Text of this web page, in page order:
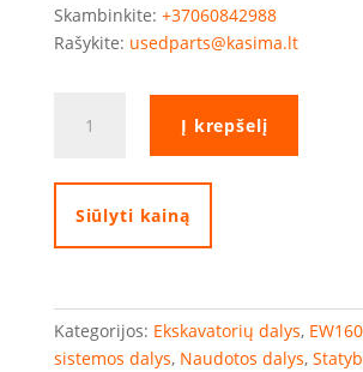
Skambinkite: +37060842988
Rašykite: usedparts@kasima.lt
kiekis:
EW160B
stabdžių
akumuliacinė
Į krepšelį
Siūlyti kainą
Kategorijos: Ekskavatorių dalys,
sistemos dalys, Naudotos dalys,